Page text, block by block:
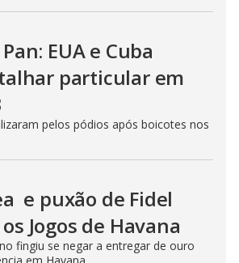
EUA e Cuba
particular em
pelos pódios após boicotes nos
e puxão de Fidel
Jogos de Havana
fingiu se negar a entregar de ouro